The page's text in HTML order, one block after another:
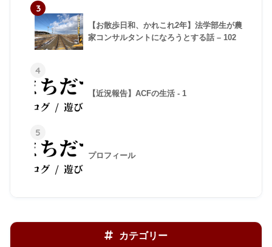
3
【お散歩日和、かれこれ2年】法学部生が農
家コンサルタントになろうとする話 – 102
4
【近況報告】ACFの生活 - 1
5
プロフィール
カテゴリー